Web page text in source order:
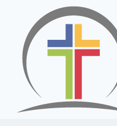
springen